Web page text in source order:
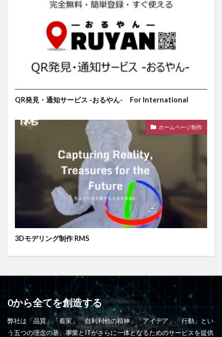
QR発見・通知サービス -おるやん- For International
ホームページ制作
3Dモデリング制作 RMS
0から全てを創造する
弊社は「品質」「着実」「自利利他の精神」「アイデア」「行動」とい
う五つの理念の基、事業とITがさらに一体となるためのサービスを提供